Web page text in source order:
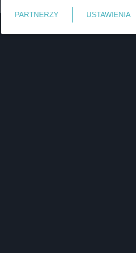
PARTNERZY USTAWIENIA